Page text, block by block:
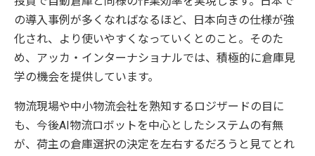
の導入事例が多くなればなるほど、日本向きの仕様が強
化され、より使いやすくなっていくとのこと。そのた
め、アッカ・インターナショナルでは、積極的に倉庫見
学の機会を提供しています。
物流現場や中小物流会社を熟知するロジザードの目に
も、今後AI物流ロボットを中心としたシステムの有無
が、荷主の倉庫選択の決定を左右するだろうと見てとれ